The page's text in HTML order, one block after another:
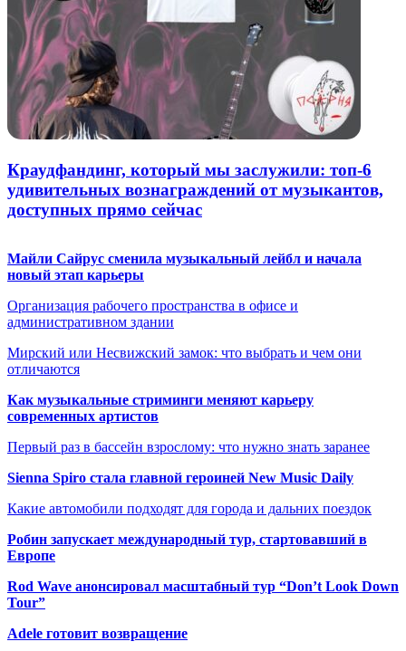
Краудфандинг, который мы заслужили: топ-6
удивительных вознаграждений от музыкантов,
доступных прямо сейчас
Майли Сайрус сменила музыкальный лейбл и начала
новый этап карьеры
Организация рабочего пространства в офисе и
административном здании
Мирский или Несвижский замок: что выбрать и чем они
отличаются
Как музыкальные стриминги меняют карьеру
современных артистов
Первый раз в бассейн взрослому: что нужно знать заранее
Sienna Spiro стала главной героиней New Music Daily
Какие автомобили подходят для города и дальних поездок
Робин запускает международный тур, стартовавший в
Европе
Rod Wave анонсировал масштабный тур “Don’t Look Down
Tour”
Adele готовит возвращение